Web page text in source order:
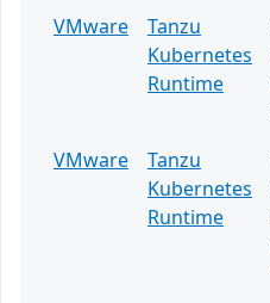
VMware
Tanzu
Kubernetes
Runtime
VMware
Tanzu
Kubernetes
Runtime